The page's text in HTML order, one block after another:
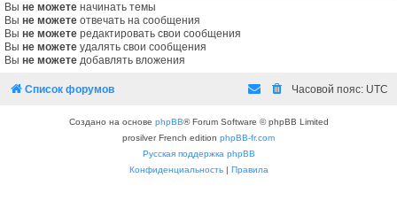
Вы не можете начинать темы
Вы не можете отвечать на сообщения
Вы не можете редактировать свои сообщения
Вы не можете удалять свои сообщения
Вы не можете добавлять вложения
Список форумов Часовой пояс: UTC
Создано на основе phpBB® Forum Software © phpBB Limited
prosilver French edition phpBB-fr.com
Русская поддержка phpBB
Конфиденциальность| Правила